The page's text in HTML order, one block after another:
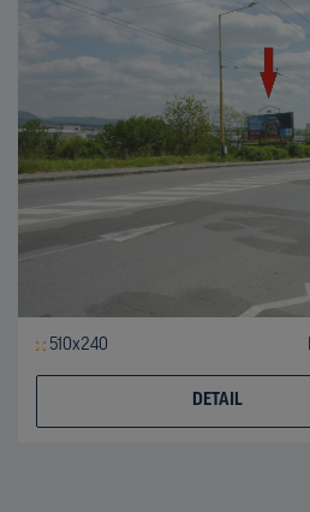
510x240
DETAIL